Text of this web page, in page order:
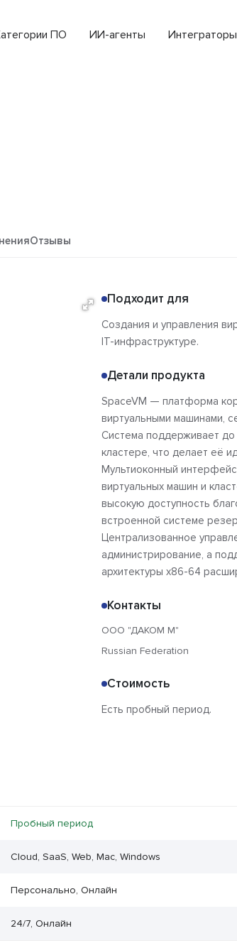
ПО ИИ-агенты Интеграторы
Отзывы
Подходит для
Создания и управления
IT-инфраструктуре.
Детали продукта
SpaceVM — платформа
виртуальными машинами,
Система поддерживает
кластере, что делает её
Мультиоконный
виртуальных машин и
высокую доступность
встроенной системе
Централизованное
администрирование, а
архитектуры x86-64
Контакты
ООО "ДАКОМ М"
Russian Federation
Стоимость
Есть пробный период.
Пробный период
Cloud, SaaS, Web, Mac, Windows
Персонально, Онлайн
24/7, Онлайн